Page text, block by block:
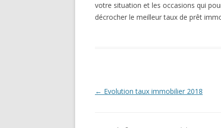
votre situation et les occasions qui
décrocher le meilleur taux de prêt
Navigation
← Evolution taux immobilier 2018